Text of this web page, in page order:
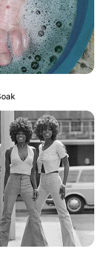
en algunas
horas pico. Según
la cantidad de
de las
aún más este tipo
NEWS
TRANSMILENIO